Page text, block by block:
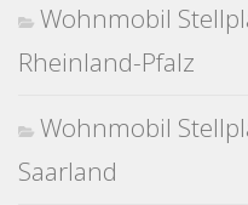
Wohnmobil
Rheinland-Pfalz
Wohnmobil
Saarland